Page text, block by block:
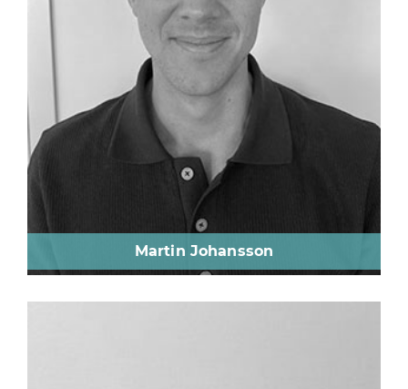
Martin Johansson